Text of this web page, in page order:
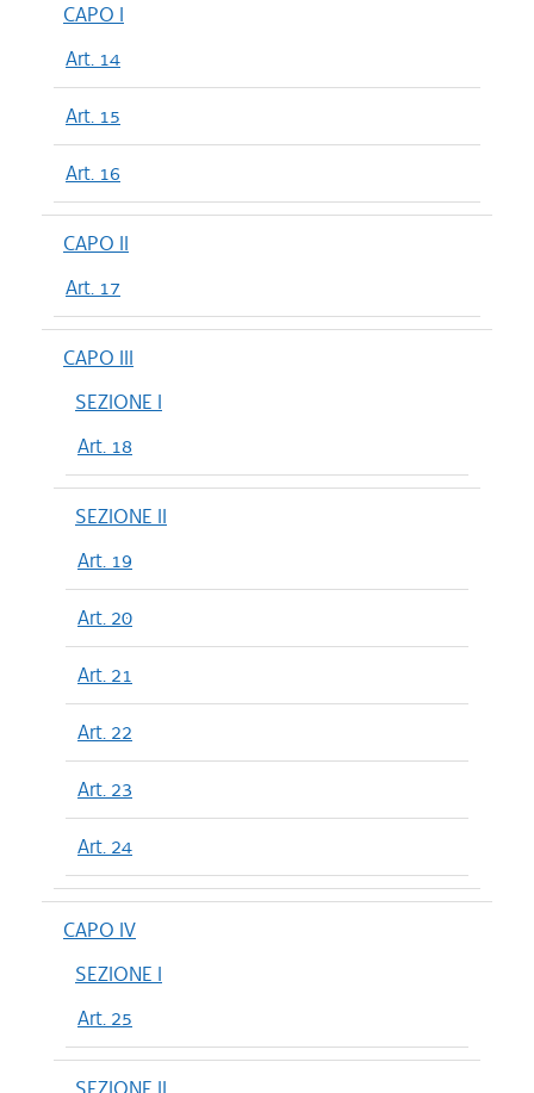
CAPO I
Art. 14
Art. 15
Art. 16
CAPO II
Art. 17
CAPO III
SEZIONE I
Art. 18
SEZIONE II
Art. 19
Art. 20
Art. 21
Art. 22
Art. 23
Art. 24
CAPO IV
SEZIONE I
Art. 25